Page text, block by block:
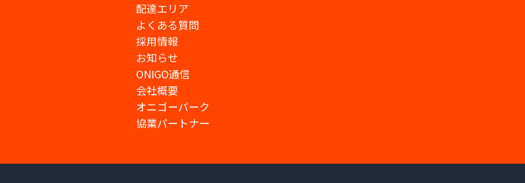
配達エリア
よくある質問
採用情報
お知らせ
ONIGO通信
会社概要
オニゴーパーク
協業パートナー